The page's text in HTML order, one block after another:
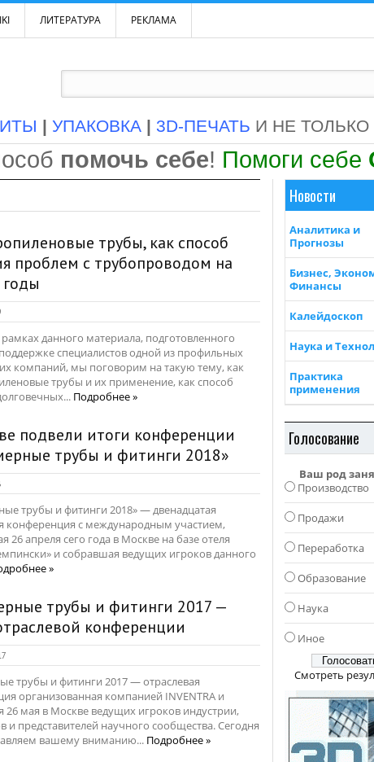
ЛИТЕРАТУРА РЕКЛАМА
| УПАКОВКА | 3D-ПЕЧАТЬ И НЕ ТОЛЬКО
помочь себе! Помоги себе
трубы, как способ
проблем с трубопроводом на
данного материала, подготовленного
специалистов одной из профильных
компаний, мы поговорим на такую тему, как
трубы и их применение, как способ
Подробнее »
подвели итоги конференции
трубы и фитинги 2018»
трубы и фитинги 2018» — двенадцатая
конференция с международным участием,
26 апреля сего года в Москве на базе отеля
и собравшая ведущих игроков данного
»
трубы и фитинги 2017 —
конференции
трубы и фитинги 2017 — отраслевая
организованная компанией INVENTRA и
26 мая в Москве ведущих игроков индустрии,
и представителей научного сообщества. Сегодня
вашему вниманию... Подробнее »
Новости
Аналитика и
Прогнозы
Бизнес,
Финансы
Калейдоскоп
Наука и
Практика
применения
Голосование
Ваш род
Производство
Продажи
Переработка
Образование
Наука
Иное
Смотреть